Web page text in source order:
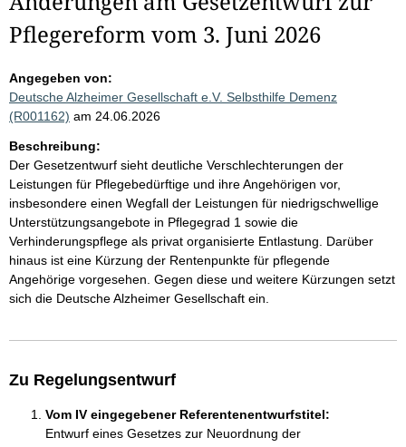
Pflegereform vom 3. Juni 2026
Angegeben von:
Deutsche Alzheimer Gesellschaft e.V. Selbsthilfe Demenz
(R001162) am 24.06.2026
Beschreibung:
Der Gesetzentwurf sieht deutliche Verschlechterungen der
Leistungen für Pflegebedürftige und ihre Angehörigen vor,
insbesondere einen Wegfall der Leistungen für niedrigschwellige
Unterstützungsangebote in Pflegegrad 1 sowie die
Verhinderungspflege als privat organisierte Entlastung. Darüber
hinaus ist eine Kürzung der Rentenpunkte für pflegende
Angehörige vorgesehen. Gegen diese und weitere Kürzungen setzt
sich die Deutsche Alzheimer Gesellschaft ein.
Zu Regelungsentwurf
Vom IV eingegebener Referentenentwurfstitel:
Entwurf eines Gesetzes zur Neuordnung der